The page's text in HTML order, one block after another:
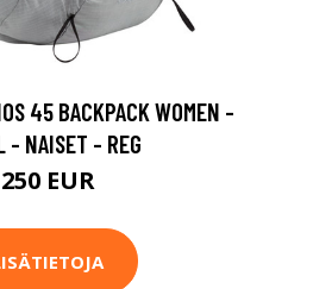
45 BACKPACK WOMEN -
- NAISET - REG
250 EUR